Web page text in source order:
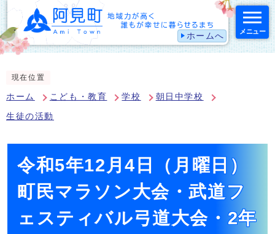
ホームへ メニュー
現在位置
ホーム こども・教育 学校 朝日中学校
生徒の活動
令和5年12月4日（月曜日）
町民マラソン大会・武道フ
ェスティバル弓道大会・2年